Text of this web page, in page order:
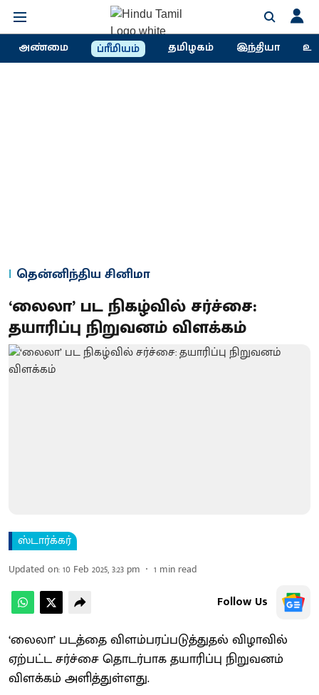
அண்மை ப்ரீமியம் தமிழகம் இந்தியா
தென்னிந்திய சினிமா
‘லைலா’ பட நிகழ்வில் சர்ச்சை:
தயாரிப்பு நிறுவனம் விளக்கம்
ஸ்டார்க்கர்
Updated on:10 Feb 2025, 3:23 pm 1 min read
Follow Us
‘லைலா’ படத்தை விளம்பரப்படுத்துதல் விழாவில்
ஏற்பட்ட சர்ச்சை தொடர்பாக தயாரிப்பு நிறுவனம்
விளக்கம் அளித்துள்ளது.